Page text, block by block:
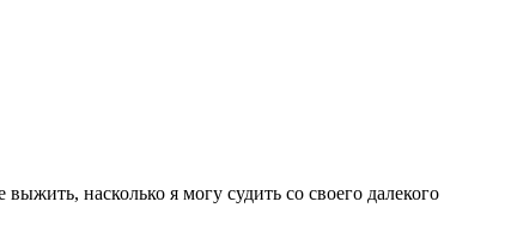
насколько я могу судить со своего далекого